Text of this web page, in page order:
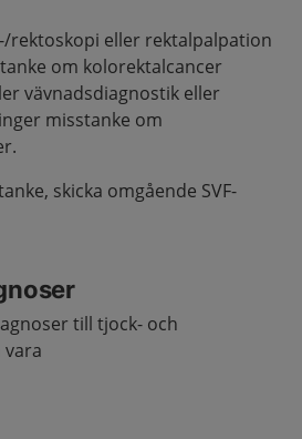
rektoskopi eller rektalpalpation
om kolorektalcancer
vävnadsdiagnostik eller
misstanke om
skicka omgående SVF-
till tjock- och